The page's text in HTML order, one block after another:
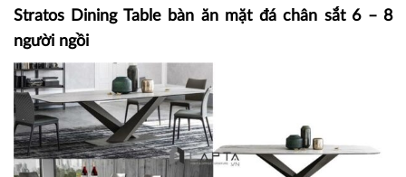
Stratos Dining Table bàn ăn mặt đá chân sắt 6 – 8
người ngồi